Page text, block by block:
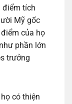
điểm tích
Mỹ gốc
của họ
phần lớn
trưởng
có thiện